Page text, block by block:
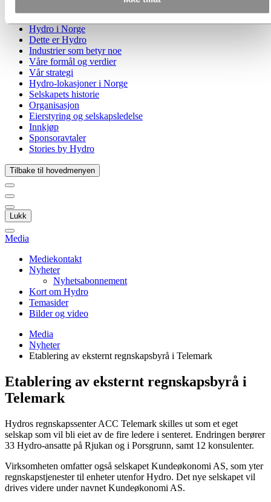
Hydro i Norge
Dette er Hydro
Industrier som betyr noe
Våre formål og verdier
Vår strategi
Hydro-lokasjoner i Norge
Selskapets historie
Organisasjon
Eierstyring og selskapsledelse
Innkjøp
Sponsoravtaler
Stories by Hydro
Tilbake til hovedmenyen
Lukk
Media
Mediekontakt
Nyheter
Nyhetsabonnement
Kort om Hydro
Temasider
Bilder og video
Media
Nyheter
Etablering av eksternt regnskapsbyrå i Telemark
Etablering av eksternt regnskapsbyrå i
Telemark
Hydros regnskapssenter ACC Telemark skilles ut som et eget
selskap som vil bli eiet av de fire ledere i senteret. Endringen berører
33 Hydro-ansatte på Rjukan og i Porsgrunn, samt 12 konsulenter.
Virksomheten omfatter også selskapet Kundeøkonomi AS, som yter
regnskapstjenester til enheter utenfor Hydro. Det nye selskapet vil
drives videre under navnet Kundeøkonomi AS.